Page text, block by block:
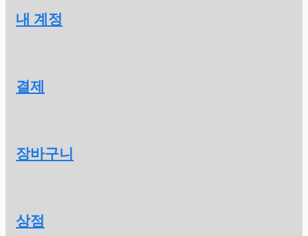
내 계정
결제
장바구니
상점